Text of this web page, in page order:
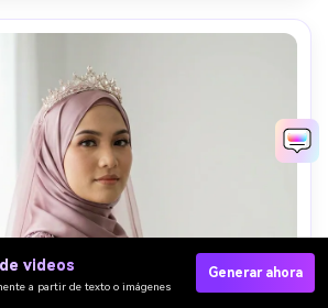
videos
a partir de texto o imágenes
Generar ahora